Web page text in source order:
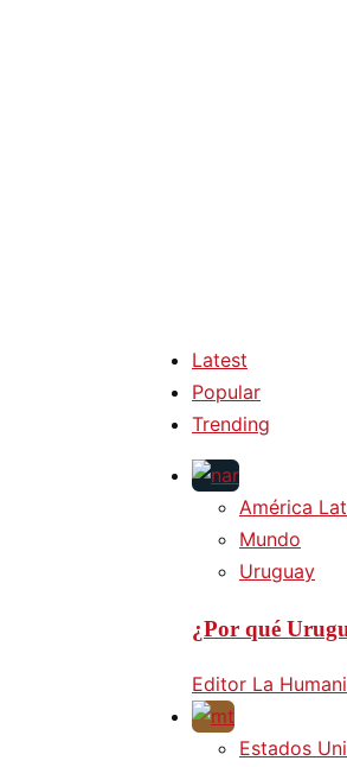
Latest
Popular
Trending
América
Mundo
Uruguay
¿Por qué
Editor La
Estados